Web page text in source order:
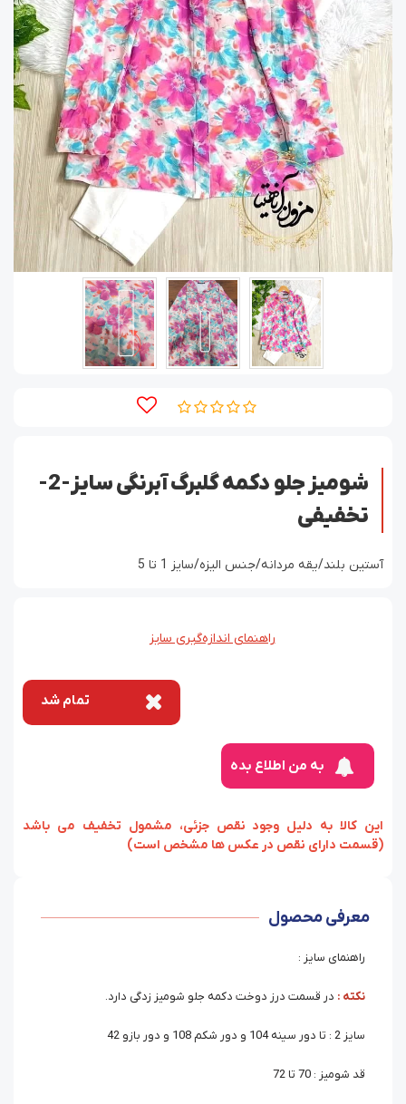
شومیز جلو دکمه گلبرگ آبرنگی سایز-2-
تخفیفی
آستین بلند/یقه مردانه/جنس الیزه/سایز 1 تا 5
راهنمای اندازه‌گیری سایز
تمام شد
به من اطلاع بده
‏‫این کالا به دلیل وجود نقص جزئی، مشمول تخفیف می باشد
(قسمت دارای نقص در عکس ها مشخص است)
معرفی محصول
راهنمای سایز :
نکته : در قسمت درز دوخت دکمه جلو شومیز زدگی دارد.
سایز 2 : تا دور سینه 104 و دور شکم 108 و دور بازو 42
قد شومیز : 70 تا 72